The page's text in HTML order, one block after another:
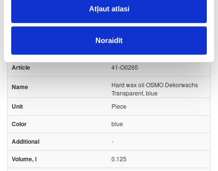
Atļaut atlasi
Noraidīt
Print
41-O0265
Hard wax oil OSMO Dekorwachs
Transparent, blue
Piece
blue
-
0.125